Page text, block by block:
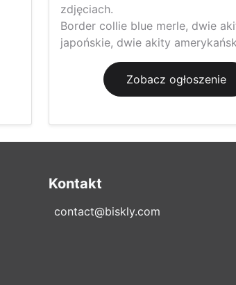
zdjęciach.
Border collie blue merle, dwie
japońskie, dwie akity
Zobacz ogłoszenie
Kontakt
contact@biskly.com